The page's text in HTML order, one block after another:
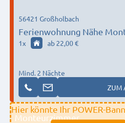
Ferienwohnung Nähe
56421 Großholbach
1x ab 22,00 €
Mind. 2 Nächte
ZUM
Hier könnte Ihr POWER-
Monteurzimmer